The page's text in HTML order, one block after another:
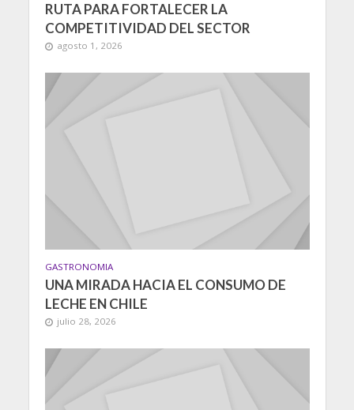
RUTA PARA FORTALECER LA
COMPETITIVIDAD DEL SECTOR
agosto 1, 2026
GASTRONOMIA
UNA MIRADA HACIA EL CONSUMO DE
LECHE EN CHILE
julio 28, 2026